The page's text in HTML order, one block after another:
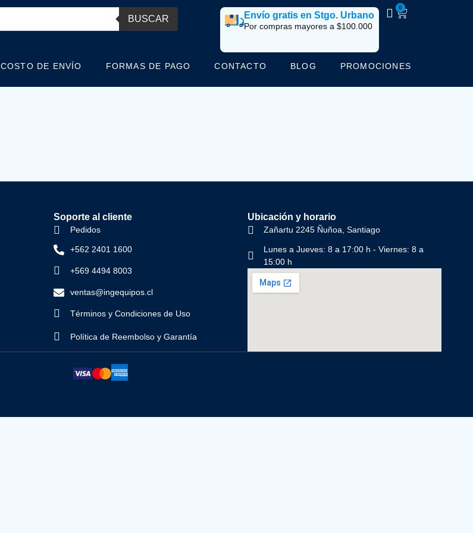
BUSCAR Envío gratis en Stgo. Urbano
Por compras mayores a $100.000
0
COSTO DE ENVÍO FORMAS DE PAGO CONTACTO BLOG PROMOCIONES
Soporte al cliente
Pedidos
+562 2401 1600
+569 4494 8003
ventas@ingequipos.cl
Términos y Condiciones de Uso
Política de Reembolso y Garantía
Ubicación y horario
Zañartu 2245 Ñuñoa, Santiago
Lunes a Jueves: 8 a 17:00 h - Viernes: 8 a
15:00 h